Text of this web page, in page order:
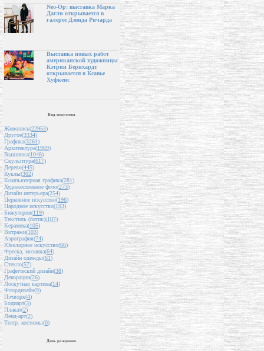
Neo-Op: выставка Марка
Дагли открывается в
галерее Дэвида Ричарда
Выставка новых работ
американской художницы
Кэтрин Бернхардт
открывается в Ксавье
Хуфкенс
Вид искусства
Живопись(22953)
Другое(3334)
Графика(3261)
Архитектура(1969)
Вышивка(1048)
Скульптура(617)
Дерево(445)
Куклы(302)
Компьютерная графика(281)
Художественное фото(273)
Дизайн интерьера(254)
Церковное искусство(196)
Народное искусство(193)
Бижутерия(119)
Текстиль (батик)(107)
Керамика(105)
Витражи(103)
Аэрография(74)
Ювелирное искусство(66)
Фреска, мозаика(64)
Дизайн одежды(61)
Стекло(57)
Графический дизайн(38)
Декорации(26)
Лоскутная картина(14)
Флордизайн(9)
Пэчворк(4)
Бодиарт(3)
Плакат(2)
Ленд-арт(2)
Театр. костюмы(0)
День рождения